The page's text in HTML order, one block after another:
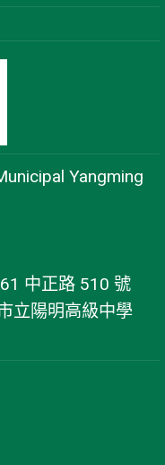
Yangming
中正路 510 號
立陽明高級中學